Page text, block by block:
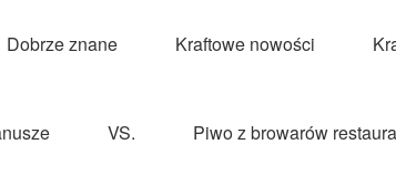
Dobrze znane Kraftowe nowości
VS. Piwo z browarów